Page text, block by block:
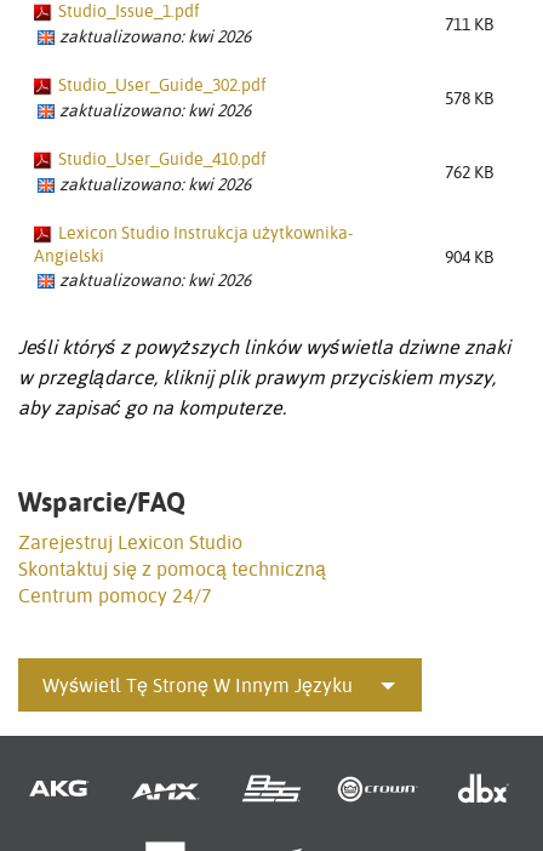
Studio_Issue_1.pdf
zaktualizowano: kwi 2026
711 KB
Studio_User_Guide_302.pdf
zaktualizowano: kwi 2026
578 KB
Studio_User_Guide_410.pdf
zaktualizowano: kwi 2026
762 KB
Lexicon Studio Instrukcja użytkownika-
Angielski
zaktualizowano: kwi 2026
904 KB
Jeśli któryś z powyższych linków wyświetla dziwne znaki
w przeglądarce, kliknij plik prawym przyciskiem myszy,
aby zapisać go na komputerze.
Wsparcie/FAQ
Zarejestruj Lexicon Studio
Skontaktuj się z pomocą techniczną
Centrum pomocy 24/7
Wyświetl Tę Stronę W Innym Języku